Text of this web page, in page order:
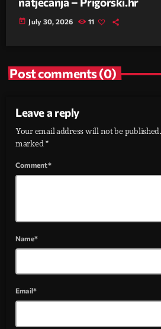
today July 30, 2026 11
Post comments (0)
Leave a reply
Your email address will not be
marked *
Comment*
Name*
Email*